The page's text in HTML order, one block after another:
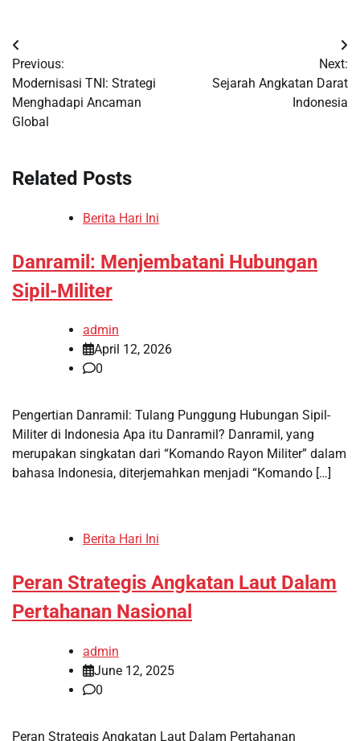
Post
navigation
Previous:
Modernisasi TNI: Strategi
Menghadapi Ancaman
Global
Next:
Sejarah Angkatan Darat
Indonesia
Related Posts
Berita Hari Ini
Danramil: Menjembatani Hubungan
Sipil-Militer
admin
April 12, 2026
0
Pengertian Danramil: Tulang Punggung Hubungan Sipil-
Militer di Indonesia Apa itu Danramil? Danramil, yang
merupakan singkatan dari “Komando Rayon Militer” dalam
bahasa Indonesia, diterjemahkan menjadi “Komando […]
Berita Hari Ini
Peran Strategis Angkatan Laut Dalam
Pertahanan Nasional
admin
June 12, 2025
0
Peran Strategis Angkatan Laut Dalam Pertahanan